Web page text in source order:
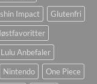
Impact
Glutenfri
Lulu Anbefaler
Nintendo
One Piece